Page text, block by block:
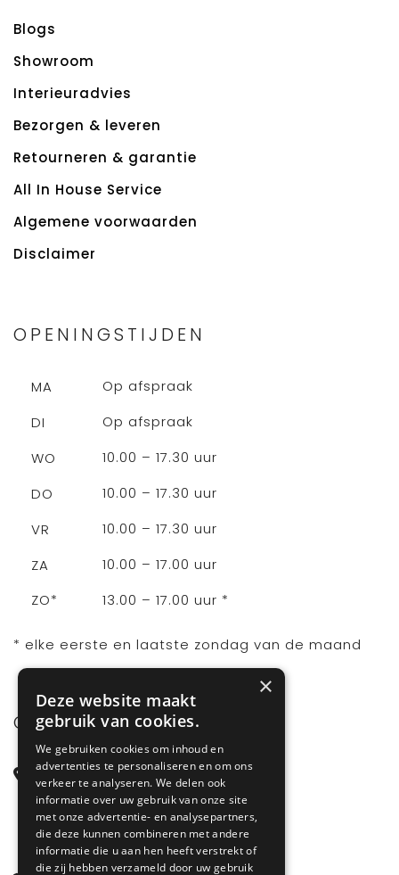
Blogs
Showroom
Interieuradvies
Bezorgen & leveren
Retourneren & garantie
All In House Service
Algemene voorwaarden
Disclaimer
OPENINGSTIJDEN
MA
Op afspraak
DI
Op afspraak
WO
10.00 – 17.30 uur
DO
10.00 – 17.30 uur
VR
10.00 – 17.30 uur
ZA
10.00 – 17.00 uur
ZO*
13.00 – 17.00 uur *
* elke eerste en laatste zondag van de maand
CONTACT
Steenstraat 71
6828 CD Arnhem
Gelderland
×
Deze website maakt
gebruik van cookies.
We gebruiken cookies om inhoud en
advertenties te personaliseren en om ons
verkeer te analyseren. We delen ook
informatie over uw gebruik van onze site
met onze advertentie- en analysepartners,
die deze kunnen combineren met andere
informatie die u aan hen heeft verstrekt of
die zij hebben verzameld door uw gebruik